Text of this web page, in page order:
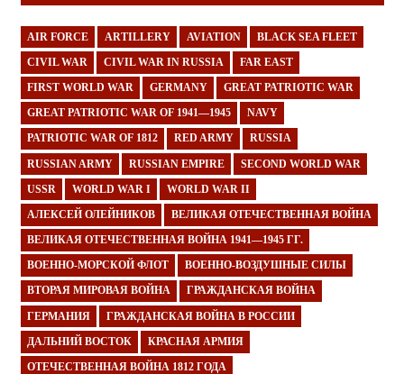
AIR FORCE ARTILLERY AVIATION BLACK SEA FLEET
CIVIL WAR CIVIL WAR IN RUSSIA FAR EAST
FIRST WORLD WAR GERMANY GREAT PATRIOTIC WAR
GREAT PATRIOTIC WAR OF 1941—1945 NAVY
PATRIOTIC WAR OF 1812 RED ARMY RUSSIA
RUSSIAN ARMY RUSSIAN EMPIRE SECOND WORLD WAR
USSR WORLD WAR I WORLD WAR II
АЛЕКСЕЙ ОЛЕЙНИКОВ ВЕЛИКАЯ ОТЕЧЕСТВЕННАЯ ВОЙНА
ВЕЛИКАЯ ОТЕЧЕСТВЕННАЯ ВОЙНА 1941—1945 ГГ.
ВОЕННО-МОРСКОЙ ФЛОТ ВОЕННО-ВОЗДУШНЫЕ СИЛЫ
ВТОРАЯ МИРОВАЯ ВОЙНА ГРАЖДАНСКАЯ ВОЙНА
ГЕРМАНИЯ ГРАЖДАНСКАЯ ВОЙНА В РОССИИ
ДАЛЬНИЙ ВОСТОК КРАСНАЯ АРМИЯ
ОТЕЧЕСТВЕННАЯ ВОЙНА 1812 ГОДА